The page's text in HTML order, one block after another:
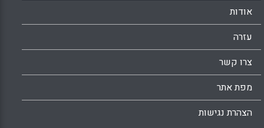
אודות
עזרה
צרו קשר
מפת אתר
הצהרת נגישות